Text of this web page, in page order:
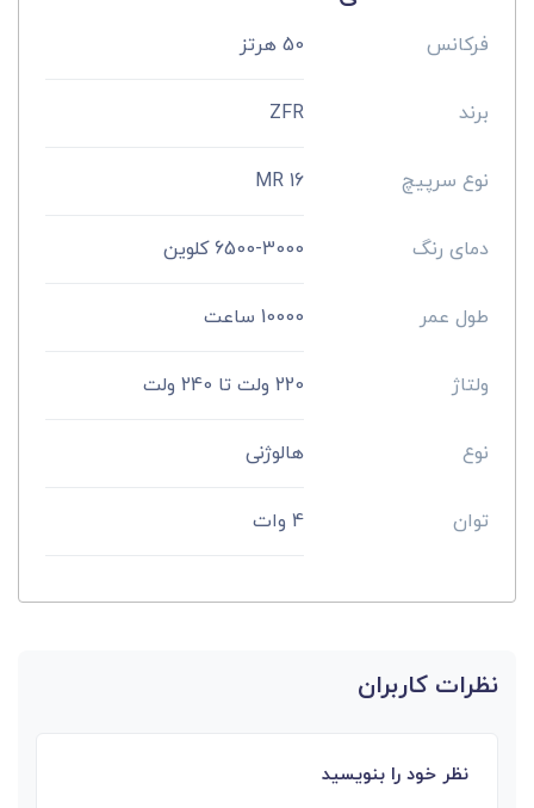
فرکانس 50 هرتز
برند ZFR
نوع سرپیچ MR 16
دمای رنگ 6500-3000 کلوین
طول عمر 10000 ساعت
ولتاژ 220 ولت تا 240 ولت
نوع هالوژنی
توان 4 وات
نظرات کاربران
نظر خود را بنویسید